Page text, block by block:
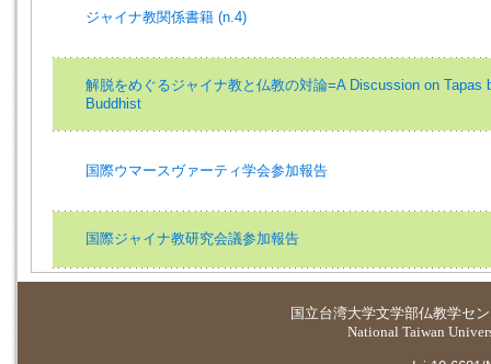
ジャイナ教関係書籍 (n.4)
解脱をめぐるジャイナ教と仏教の対論=A Discussion on Tapas
Buddhist
国際ウマースヴァーティ学会参加報告
国際ジャイナ教研究会議参加報告
国立台湾大学文学部仏教学セ
National Taiwan